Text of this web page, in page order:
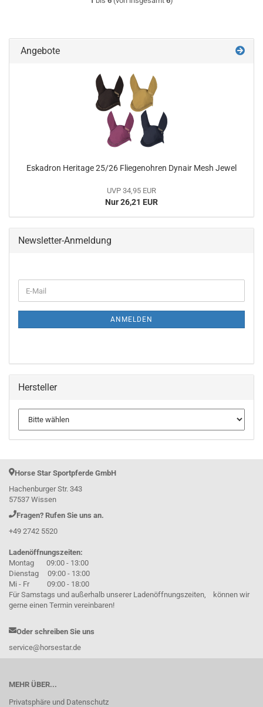
Angebote
Eskadron Heritage 25/26 Fliegenohren Dynair Mesh Jewel
UVP 34,95 EUR
Nur 26,21 EUR
Newsletter-Anmeldung
ZUR
E-
Mail
ANMELDEN
Hersteller
Horse Star Sportpferde GmbH
Hachenburger Str. 343
57537 Wissen
Fragen? Rufen Sie uns an.
+49 2742 5520
Ladenöffnungszeiten:
Montag 09:00 - 13:00
Dienstag 09:00 - 13:00
Mi - Fr 09:00 - 18:00
Für Samstags und außerhalb unserer Ladenöffnungszeiten, können wir
gerne einen Termin vereinbaren!
Oder schreiben Sie uns
service@horsestar.de
MEHR ÜBER...
Privatsphäre und Datenschutz